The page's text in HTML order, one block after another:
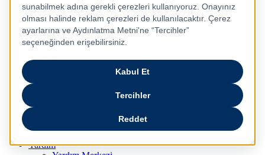
Laptop
Oyun Bilgisayarları
Dikey Süpürgeler
Robot Süpürgeler
Kahve Makineleri
Televizyon
Çocuk Akıllı Saat
Airpods
Yardım